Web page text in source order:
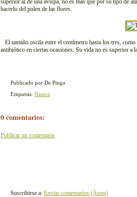
superior al de una avispa, no es más que por su tipo de
hacerlo del polen de las flores.
El tamaño oscila entre el centímetro hasta los tres,
antibiótico en ciertas ocasiones. Su vida no es superior a
Publicado por De Pinga
Etiquetas: Natura
0 comentarios:
Publicar un comentario
Suscribirse a: Enviar comentarios (Atom)